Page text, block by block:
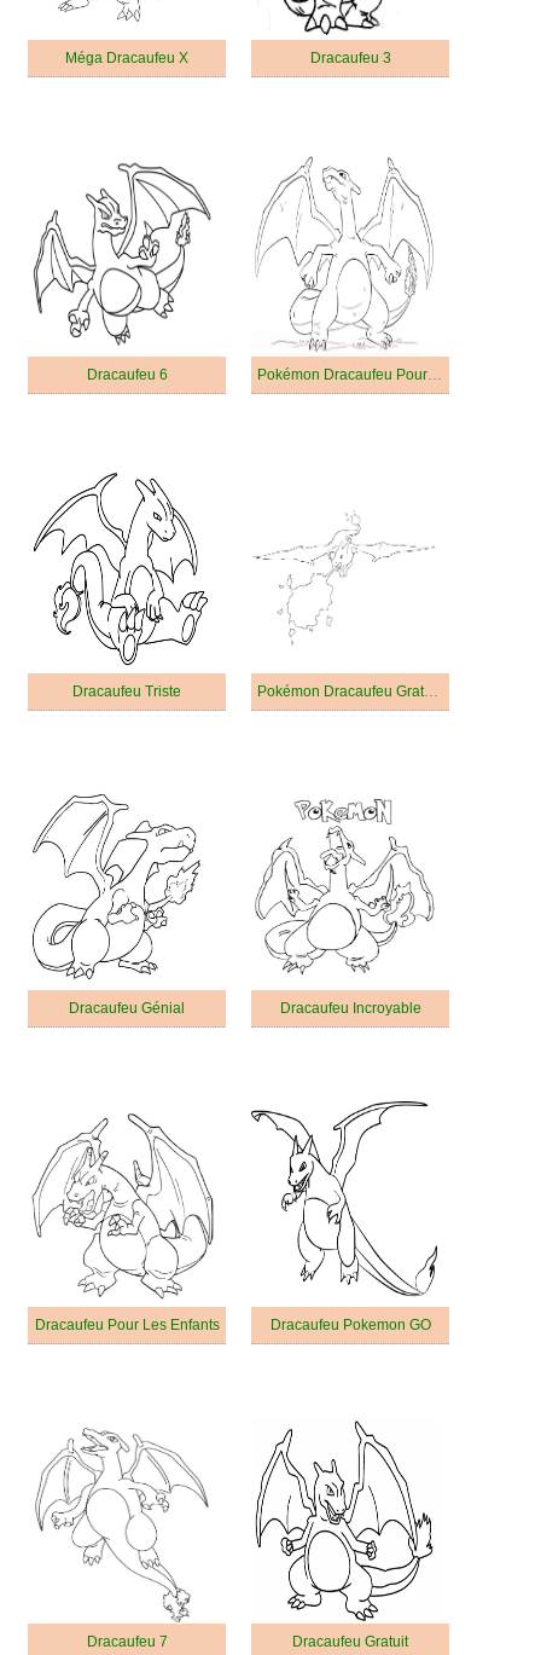
Méga Dracaufeu X Dracaufeu 3
Dracaufeu 6 Pokémon Dracaufeu Pour les Enfants
Dracaufeu Triste Pokémon Dracaufeu Gratuit Pour les Enfants
Dracaufeu Génial Dracaufeu Incroyable
Dracaufeu Pour Les Enfants Dracaufeu Pokemon GO
Dracaufeu 7 Dracaufeu Gratuit